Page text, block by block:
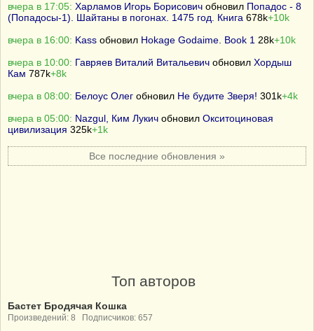
вчера в 17:05: Харламов Игорь Борисович обновил Попадос - 8
(Попадосы-1). Шайтаны в погонах. 1475 год. Книга 678k+10k
вчера в 16:00: Kass обновил Hokage Godaime. Book 1 28k+10k
вчера в 10:00: Гавряев Виталий Витальевич обновил Хордыш
Кам 787k+8k
вчера в 08:00: Белоус Олег обновил Не будите Зверя! 301k+4k
вчера в 05:00: Nazgul, Ким Лукич обновил Окситоциновая
цивилизация 325k+1k
Все последние обновления »
Топ авторов
Бастет Бродячая Кошка
Произведений: 8 Подписчиков: 657